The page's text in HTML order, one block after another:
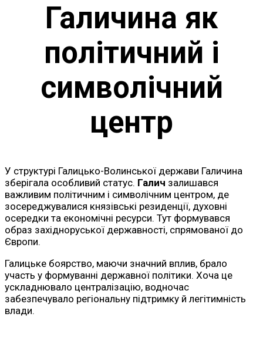
Галичина як
політичний і
символічний
центр
У структурі Галицько-Волинської держави Галичина
зберігала особливий статус. Галич залишався
важливим політичним і символічним центром, де
зосереджувалися князівські резиденції, духовні
осередки та економічні ресурси. Тут формувався
образ західноруської державності, спрямованої до
Європи.
Галицьке боярство, маючи значний вплив, брало
участь у формуванні державної політики. Хоча це
ускладнювало централізацію, водночас
забезпечувало регіональну підтримку й легітимність
влади.